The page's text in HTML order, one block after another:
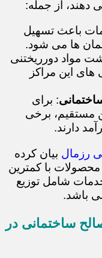
دهند، از جمله:
باعث تسهیل
ها می شود.
مواد دورریختنی
این مراکز
: برای
مستقیم، برخی
دارند.
رزمال بیان کرده
محصولات با کمترین
شامل توزیع
باشد.
ساختمانی در